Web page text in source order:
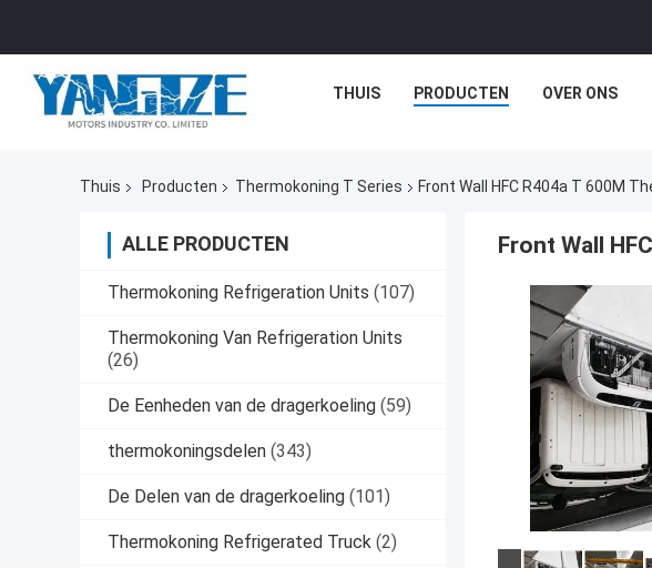
THUIS PRODUCTEN OVER ONS
Thuis Producten Thermokoning T Series Front Wall HFC R404a T 600M
ALLE PRODUCTEN
Thermokoning Refrigeration Units (107)
Thermokoning Van Refrigeration Units
(26)
De Eenheden van de dragerkoeling (59)
thermokoningsdelen (343)
De Delen van de dragerkoeling (101)
Thermokoning Refrigerated Truck (2)
Front Wall